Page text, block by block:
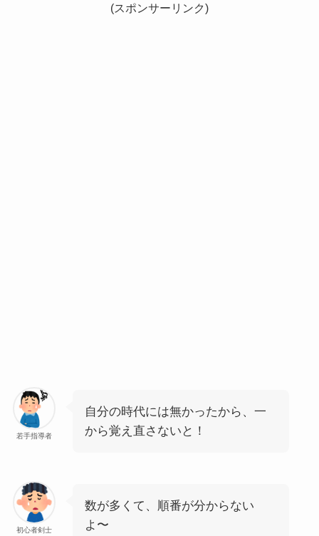
(スポンサーリンク)
若手指導者
自分の時代には無かったから、一
から覚え直さないと！
初心者剣士
数が多くて、順番が分からない
よ〜